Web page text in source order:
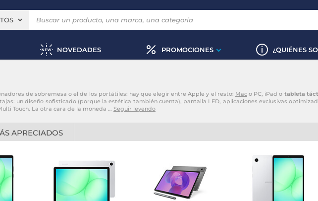
NOVEDADES PROMOCIONES ¿QUIÉNES
de sobremesa o el de los portátiles: hay que elegir entre Apple y el resto: Maco PC, iPad o tableta
un diseño sofisticado (porque la estética también cuenta), pantalla LED, aplicaciones exclusivas
Touch. La otra cara de la moneda … Seguir leyendo
APRECIADOS